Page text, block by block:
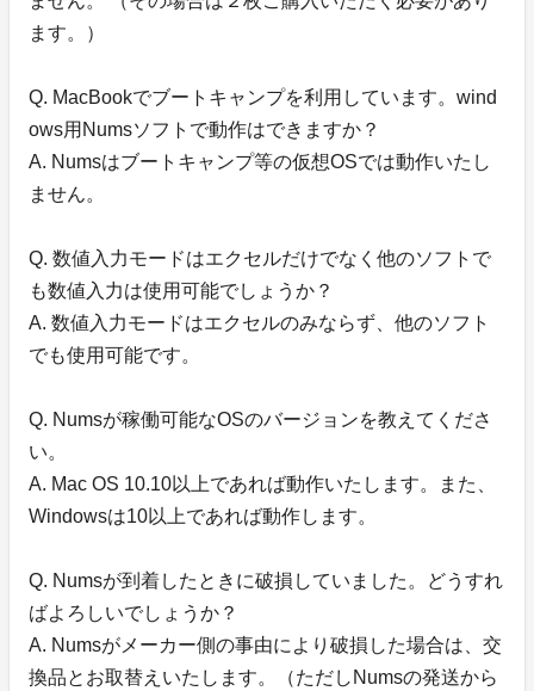
ます。）
Q. MacBookでブートキャンプを利用しています。wind
ows用Numsソフトで動作はできますか？
A. Numsはブートキャンプ等の仮想OSでは動作いたし
ません。
Q. 数値入力モードはエクセルだけでなく他のソフトで
も数値入力は使用可能でしょうか？
A. 数値入力モードはエクセルのみならず、他のソフト
でも使用可能です。
Q. Numsが稼働可能なOSのバージョンを教えてくださ
い。
A. Mac OS 10.10以上であれば動作いたします。また、
Windowsは10以上であれば動作します。
Q. Numsが到着したときに破損していました。どうすれ
ばよろしいでしょうか？
A. Numsがメーカー側の事由により破損した場合は、交
換品とお取替えいたします。（ただしNumsの発送から